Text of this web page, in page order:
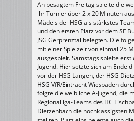
An besagtem Freitag spielte die
ihr Turnier über 2 x 20 Minuten
Mädels der HSG als stärkstes
und den ersten Platz vor dem SF
JSG Gerprenztal belegten. Die
mit einer Spielzeit von einmal 25
ausgespielt. Samstags spielte erst
Jugend. Hier setzte sich am Ende
vor der HSG Langen, der HSG
HSG VfR/Eintracht Wiesbaden
folgte die weibliche A-Jugend, die
Regionalliga-Teams des HC
Dietzenbach die hochklassigsten